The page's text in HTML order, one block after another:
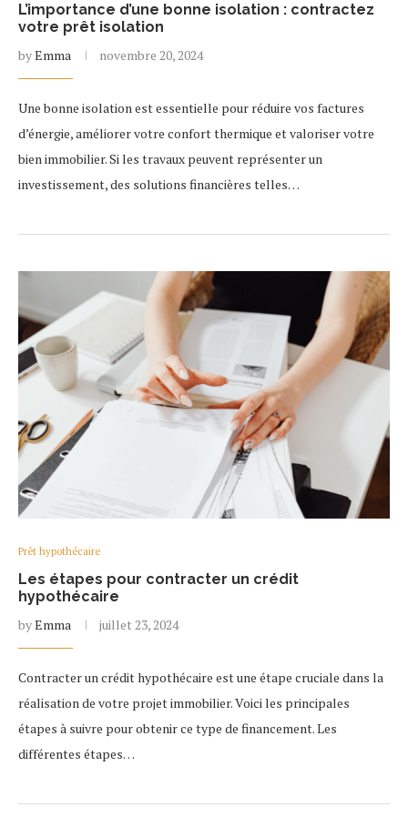
L’importance d’une bonne isolation : contractez
votre prêt isolation
byEmma novembre 20, 2024
Une bonne isolation est essentielle pour réduire vos factures
d’énergie, améliorer votre confort thermique et valoriser votre
bien immobilier. Si les travaux peuvent représenter un
investissement, des solutions financières telles…
Prêt hypothécaire
Les étapes pour contracter un crédit
hypothécaire
byEmma juillet 23, 2024
Contracter un crédit hypothécaire est une étape cruciale dans la
réalisation de votre projet immobilier. Voici les principales
étapes à suivre pour obtenir ce type de financement. Les
différentes étapes…